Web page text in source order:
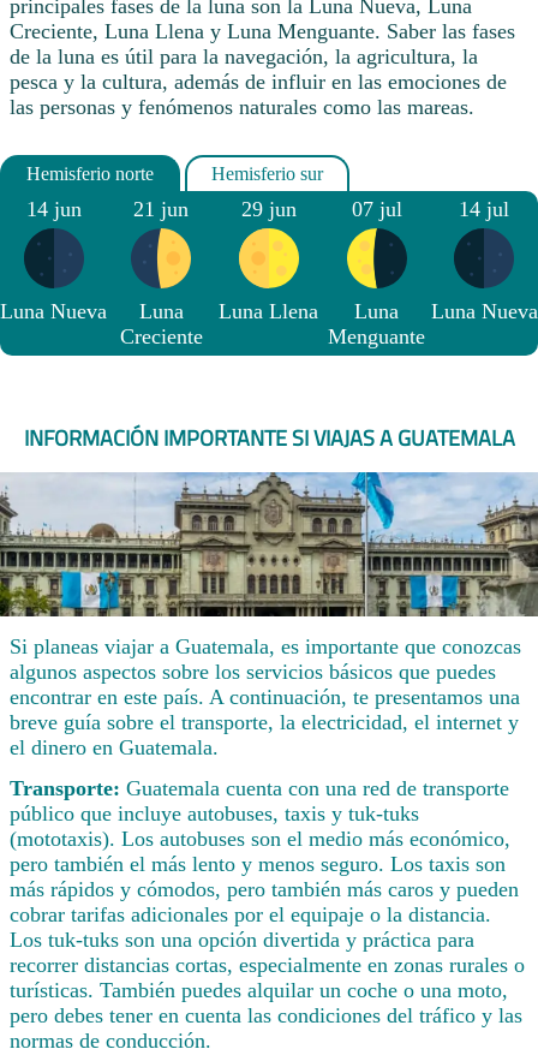
principales fases de la luna son la Luna Nueva, Luna
Creciente, Luna Llena y Luna Menguante. Saber las fases
de la luna es útil para la navegación, la agricultura, la
pesca y la cultura, además de influir en las emociones de
las personas y fenómenos naturales como las mareas.
14 jun
Luna Nueva
21 jun
Luna
Creciente
29 jun
Luna Llena
07 jul
Luna
Menguante
14 jul
Luna Nueva
INFORMACIÓN IMPORTANTE SI VIAJAS A GUATEMALA
Si planeas viajar a Guatemala, es importante que conozcas
algunos aspectos sobre los servicios básicos que puedes
encontrar en este país. A continuación, te presentamos una
breve guía sobre el transporte, la electricidad, el internet y
el dinero en Guatemala.
Transporte: Guatemala cuenta con una red de transporte
público que incluye autobuses, taxis y tuk-tuks
(mototaxis). Los autobuses son el medio más económico,
pero también el más lento y menos seguro. Los taxis son
más rápidos y cómodos, pero también más caros y pueden
cobrar tarifas adicionales por el equipaje o la distancia.
Los tuk-tuks son una opción divertida y práctica para
recorrer distancias cortas, especialmente en zonas rurales o
turísticas. También puedes alquilar un coche o una moto,
pero debes tener en cuenta las condiciones del tráfico y las
normas de conducción.